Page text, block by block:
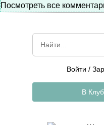
Посмотреть все
Войти /
В